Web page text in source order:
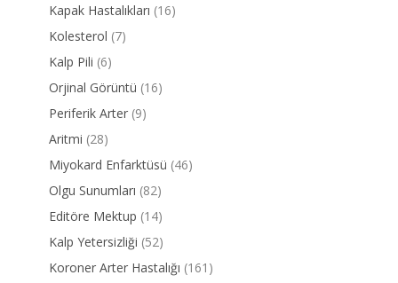
Kapak Hastalıkları (16)
Kolesterol (7)
Kalp Pili (6)
Orjinal Görüntü (16)
Periferik Arter (9)
Aritmi (28)
Miyokard Enfarktüsü (46)
Olgu Sunumları (82)
Editöre Mektup (14)
Kalp Yetersizliği (52)
Koroner Arter Hastalığı (161)